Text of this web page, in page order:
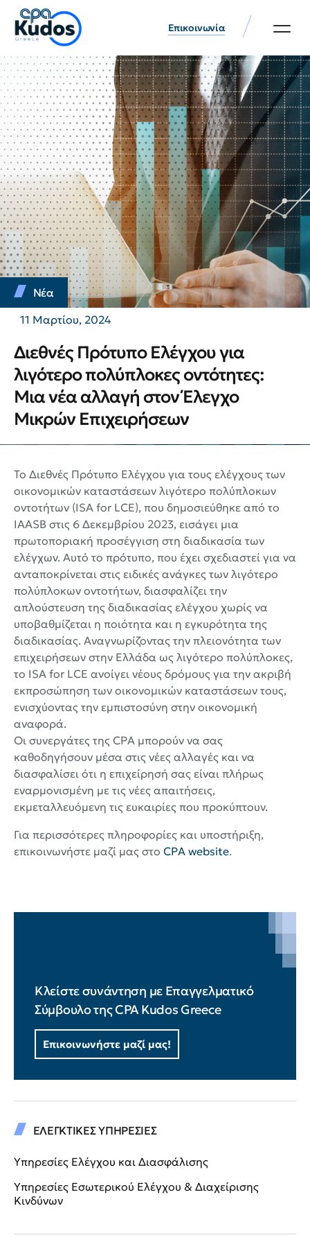
Επικοινωνία
Νέα
11 Μαρτίου, 2024
Διεθνές Πρότυπο Ελέγχου για
λιγότερο πολύπλοκες οντότητες:
Μια νέα αλλαγή στον Έλεγχο
Μικρών Επιχειρήσεων
Το Διεθνές Πρότυπο Ελέγχου για τους ελέγχους των
οικονομικών καταστάσεων λιγότερο πολύπλοκων
οντοτήτων (ISA for LCE), που δημοσιεύθηκε από το
IAASB στις 6 Δεκεμβρίου 2023, εισάγει μια
πρωτοποριακή προσέγγιση στη διαδικασία των
ελέγχων. Αυτό το πρότυπο, που έχει σχεδιαστεί για να
ανταποκρίνεται στις ειδικές ανάγκες των λιγότερο
πολύπλοκων οντοτήτων, διασφαλίζει την
απλούστευση της διαδικασίας ελέγχου χωρίς να
υποβαθμίζεται η ποιότητα και η εγκυρότητα της
διαδικασίας. Αναγνωρίζοντας την πλειονότητα των
επιχειρήσεων στην Ελλάδα ως λιγότερο πολύπλοκες,
το ISA for LCE ανοίγει νέους δρόμους για την ακριβή
εκπροσώπηση των οικονομικών καταστάσεων τους,
ενισχύοντας την εμπιστοσύνη στην οικονομική
αναφορά.
Οι συνεργάτες της CPA μπορούν να σας
καθοδηγήσουν μέσα στις νέες αλλαγές και να
διασφαλίσει ότι η επιχείρησή σας είναι πλήρως
εναρμονισμένη με τις νέες απαιτήσεις,
εκμεταλλευόμενη τις ευκαιρίες που προκύπτουν.
Για περισσότερες πληροφορίες και υποστήριξη,
επικοινωνήστε μαζί μας στo CPA website.
Κλείστε συνάντηση με Επαγγελματικό
Σύμβουλο της CPA Kudos Greece
Επικοινωνήστε μαζί μας!
ΕΛΕΓΚΤΙΚΕΣ ΥΠΗΡΕΣΙΕΣ
Υπηρεσίες Ελέγχου και Διασφάλισης
Υπηρεσίες Εσωτερικού Ελέγχου & Διαχείρισης
Κινδύνων